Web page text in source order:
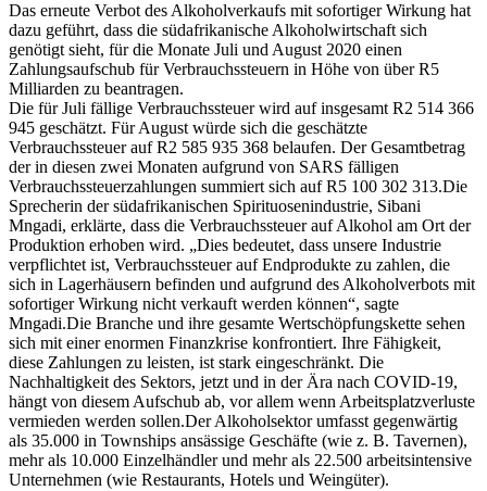
Das erneute Verbot des Alkoholverkaufs mit sofortiger Wirkung hat
dazu geführt, dass die südafrikanische Alkoholwirtschaft sich
genötigt sieht, für die Monate Juli und August 2020 einen
Zahlungsaufschub für Verbrauchssteuern in Höhe von über R5
Milliarden zu beantragen.
Die für Juli fällige Verbrauchssteuer wird auf insgesamt R2 514 366
945 geschätzt. Für August würde sich die geschätzte
Verbrauchssteuer auf R2 585 935 368 belaufen. Der Gesamtbetrag
der in diesen zwei Monaten aufgrund von SARS fälligen
Verbrauchssteuerzahlungen summiert sich auf R5 100 302 313.Die
Sprecherin der südafrikanischen Spirituosenindustrie, Sibani
Mngadi, erklärte, dass die Verbrauchssteuer auf Alkohol am Ort der
Produktion erhoben wird. „Dies bedeutet, dass unsere Industrie
verpflichtet ist, Verbrauchssteuer auf Endprodukte zu zahlen, die
sich in Lagerhäusern befinden und aufgrund des Alkoholverbots mit
sofortiger Wirkung nicht verkauft werden können“, sagte
Mngadi.Die Branche und ihre gesamte Wertschöpfungskette sehen
sich mit einer enormen Finanzkrise konfrontiert. Ihre Fähigkeit,
diese Zahlungen zu leisten, ist stark eingeschränkt. Die
Nachhaltigkeit des Sektors, jetzt und in der Ära nach COVID-19,
hängt von diesem Aufschub ab, vor allem wenn Arbeitsplatzverluste
vermieden werden sollen.Der Alkoholsektor umfasst gegenwärtig
als 35.000 in Townships ansässige Geschäfte (wie z. B. Tavernen),
mehr als 10.000 Einzelhändler und mehr als 22.500 arbeitsintensive
Unternehmen (wie Restaurants, Hotels und Weingüter).